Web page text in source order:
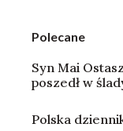
Polecane
Syn Mai
poszedł w
Polska